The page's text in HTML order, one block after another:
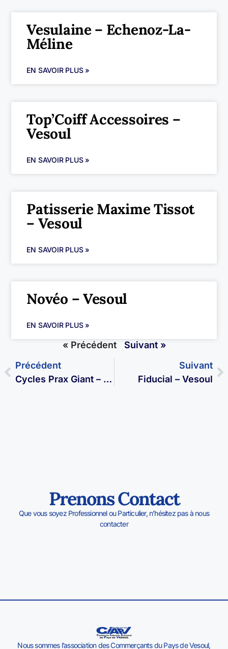
Vesulaine – Echenoz-La-
Méline
EN SAVOIR PLUS »
Top’Coiff Accessoires –
Vesoul
EN SAVOIR PLUS »
Patisserie Maxime Tissot
– Vesoul
EN SAVOIR PLUS »
Novéo – Vesoul
EN SAVOIR PLUS »
« Précédent
Suivant »
Précédent
Cycles Prax Giant – Vesoul
Suivant
Fiducial – Vesoul
Prenons Contact
Que vous soyez Professionnel ou Particulier, n’hésitez pas à nous
contacter
Nous sommes l’association des Commerçants du Pays de Vesoul,